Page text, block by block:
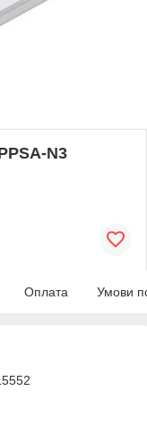
N3
Оплата Умови